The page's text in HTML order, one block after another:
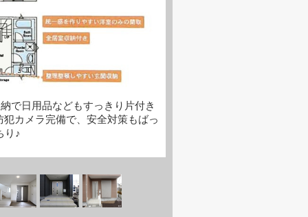
で日用品などもすっきり片付き
メラ完備で、安全対策もばっ
り♪